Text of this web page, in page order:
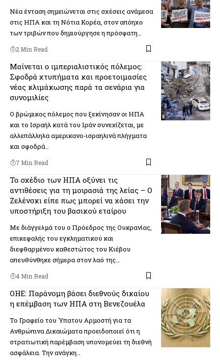
Νέα ένταση σημειώνεται στις σχέσεις ανάμεσα
στις ΗΠΑ και τη Νότια Κορέα, στον απόηχο
των τριβών που δημιούργησε η πρόσφατη…
2 Min Read
Μαίνεται ο ιμπεριαλιστικός πόλεμος:
Σφοδρά χτυπήματα και προετοιμασίες
νέας κλιμάκωσης παρά τα σενάρια για
συνομιλίες
Ο βρώμικος πόλεμος που ξεκίνησαν οι ΗΠΑ
και το Ισραήλ κατά του Ιράν συνεχίζεται, με
αλλεπάλληλα αμερικανο-ισραηλινά πλήγματα
και σφοδρά…
7 Min Read
Το σχέδιο των ΗΠΑ οξύνει τις
αντιθέσεις για τη μοιρασιά της λείας – Ο
Ζελένσκι είπε πως μπορεί να χάσει την
υποστήριξη του βασικού εταίρου
Με διάγγελμά του ο Πρόεδρος της Ουκρανίας,
επικεφαλής του εγκληματικού και
διεφθαρμένου καθεστώτος του Κιέβου
απευθύνθηκε σήμερα στον λαό της…
4 Min Read
ΟΗΕ: Παράνομη βάσει διεθνούς δικαίου
η επέμβαση των ΗΠΑ στη Βενεζουέλα
Το Γραφείο του Ύπατου Αρμοστή για τα
Ανθρώπινα Δικαιώματα προειδοποιεί ότι η
στρατιωτική παρέμβαση υπονομεύει τη διεθνή
ασφάλεια. Την ανάγκη…